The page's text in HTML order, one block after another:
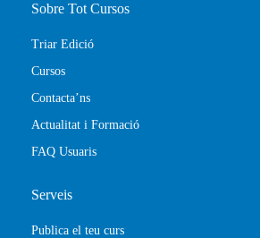
Sobre Tot Cursos
Triar Edició
Cursos
Contacta’ns
Actualitat i Formació
FAQ Usuaris
Serveis
Publica el teu curs